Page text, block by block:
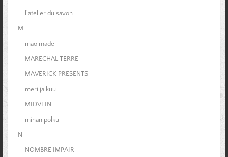
l'atelier du savon
M
mao made
MARECHAL TERRE
MAVERICK PRESENTS
meri ja kuu
MIDVEIN
minan polku
N
NOMBRE IMPAIR